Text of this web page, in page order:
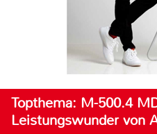
Topthema: M-500.4
Leistungswunder von